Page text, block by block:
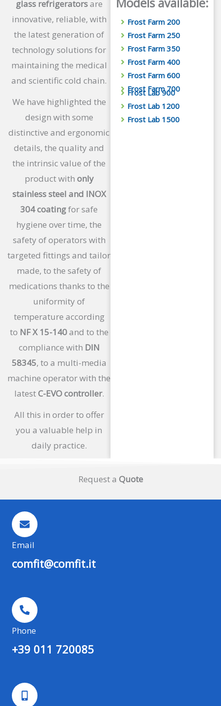
glass refrigeratorsare
innovative, reliable, with
the latest generation of
technology solutions for
maintaining the medical
and scientific cold chain.
We have highlighted the
design with some
distinctive and ergonomic
details, the quality and
the intrinsic value of the
product with only
stainless steel and INOX
304 coatingfor safe
hygiene over time, the
safety of operators with
targeted fittings and tailor
made, to the safety of
medications thanks to the
uniformity of
temperature according
to NF X 15-140and to the
compliance with DIN
58345, to a multi-media
machine operator with the
latestC-EVO controller.
All this in order to offer
you a valuable help in
daily practice.
Frost Farm 200
Frost Farm 250
Frost Farm 350
Frost Farm 400
Frost Farm 600
Frost Farm 700
Frost Lab 900
Frost Lab 1200
Frost Lab 1500
Request a Quote
Email
comfit@comfit.it
Phone
+39 011 720085